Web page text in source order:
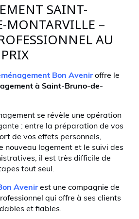
SAINT-
MONTARVILLE –
AU
Bon Aveniroffre le
à Saint-Bruno-de-
se révèle une opération
: entre la préparation de vos
de vos effets personnels,
nouveau logement et le suivi des
il est très difficile de
tout seul.
Avenirest une compagnie de
qui offre à ses clients
et fiables.